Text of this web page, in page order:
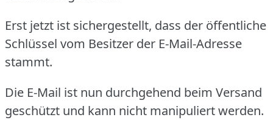
Erst jetzt ist sichergestellt, dass der öffentliche
Schlüssel vom Besitzer der E-Mail-Adresse
stammt.
Die E-Mail ist nun durchgehend beim Versand
geschützt und kann nicht manipuliert werden.